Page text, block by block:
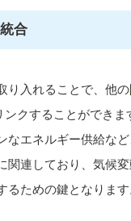
合
り入れることで、他の
ンクすることができま
なエネルギー供給な
関連しており、気候
るための鍵となります